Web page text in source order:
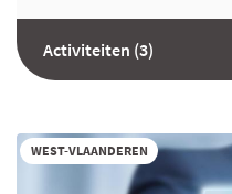
Activiteiten (3)
WEST-VLAANDEREN